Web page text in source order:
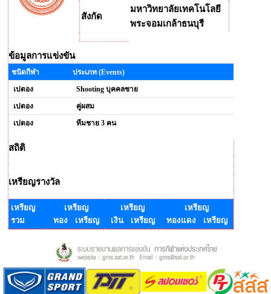
สังกัด
มหาวิทยาลัยเทคโนโลยี
พระจอมเกล้าธนบุรี
ข้อมูลการแข่งขัน
ชนิดกีฬา
ประเภท (Events)
เปตอง
Shooting บุคคลชาย
เปตอง
คู่ผสม
เปตอง
ทีมชาย 3 คน
สถิติ
เหรียญรางวัล
เหรียญ
รวม
เหรียญ
ทอง เหรียญ
เหรียญ
เงิน เหรียญ
เหรียญ
ทองแดง เหรียญ